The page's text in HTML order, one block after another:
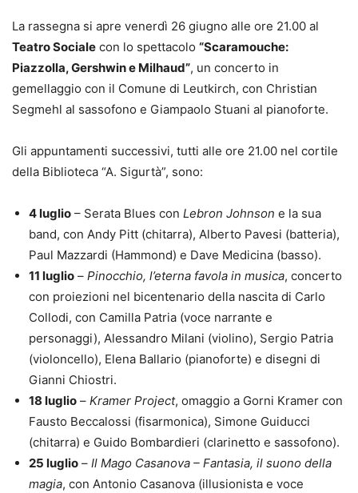
La rassegna si apre venerdì 26 giugno alle ore 21.00 al
Teatro Sociale con lo spettacolo “Scaramouche:
Piazzolla, Gershwin e Milhaud”, un concerto in
gemellaggio con il Comune di Leutkirch, con Christian
Segmehl al sassofono e Giampaolo Stuani al pianoforte.
Gli appuntamenti successivi, tutti alle ore 21.00 nel cortile
della Biblioteca “A. Sigurtà”, sono:
4 luglio – Serata Blues con Lebron Johnson e la sua
band, con Andy Pitt (chitarra), Alberto Pavesi (batteria),
Paul Mazzardi (Hammond) e Dave Medicina (basso).
11 luglio – Pinocchio, l’eterna favola in musica, concerto
con proiezioni nel bicentenario della nascita di Carlo
Collodi, con Camilla Patria (voce narrante e
personaggi), Alessandro Milani (violino), Sergio Patria
(violoncello), Elena Ballario (pianoforte) e disegni di
Gianni Chiostri.
18 luglio – Kramer Project, omaggio a Gorni Kramer con
Fausto Beccalossi (fisarmonica), Simone Guiducci
(chitarra) e Guido Bombardieri (clarinetto e sassofono).
25 luglio – Il Mago Casanova – Fantasia, il suono della
magia, con Antonio Casanova (illusionista e voce